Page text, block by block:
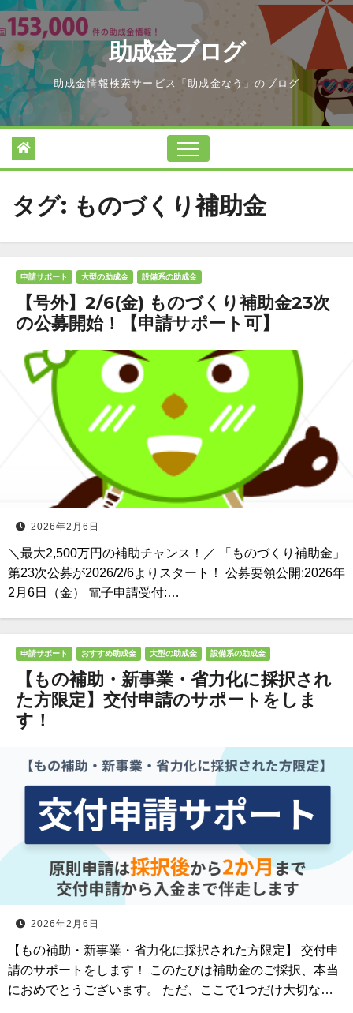
Skip
to
content
助成金ブログ
助成金情報検索サービス「助成金なう」のブログ
タグ: ものづくり補助金
申請サポート 大型の助成金 設備系の助成金
【号外】2/6(金) ものづくり補助金23次
の公募開始！【申請サポート可】
2026年2月6日
＼最大2,500万円の補助チャンス！／ 「ものづくり補助金」
第23次公募が2026/2/6よりスタート！ 公募要領公開:2026年
2月6日（金） 電子申請受付:…
申請サポート おすすめ助成金 大型の助成金 設備系の助成金
【もの補助・新事業・省力化に採択され
た方限定】交付申請のサポートをしま
す！
2026年2月6日
【もの補助・新事業・省力化に採択された方限定】 交付申
請のサポートをします！ このたびは補助金のご採択、本当
におめでとうございます。 ただ、ここで1つだけ大切な…